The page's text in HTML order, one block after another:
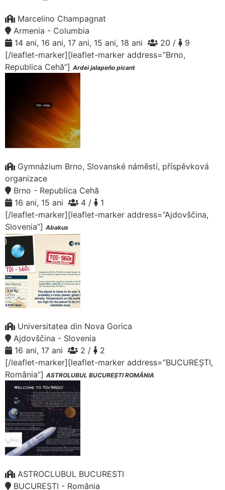
Marcelino Champagnat
Armenia - Columbia
14 ani, 16 ani, 17 ani, 15 ani, 18 ani
20 /
9
[/leaflet-marker][leaflet-marker address=”Brno,
Republica Cehă”] Ardei jalapeño picant
Gymnázium Brno, Slovanské náměstí, příspěvková
organizace
Brno - Republica Cehă
16 ani, 15 ani
4 /
1
[/leaflet-marker][leaflet-marker address=”Ajdovščina,
Slovenia”] Abakus
Universitatea din Nova Gorica
Ajdovščina - Slovenia
16 ani, 17 ani
2 /
2
[/leaflet-marker][leaflet-marker address=”BUCUREȘTI,
România”] ASTROLUBUL BUCUREȘTI ROMÂNIA
ASTROCLUBUL BUCURESTI
BUCUREȘTI - România